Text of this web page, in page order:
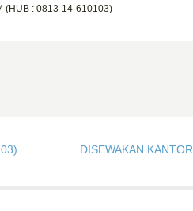
(HUB : 0813-14-610103)
DISEWAKAN